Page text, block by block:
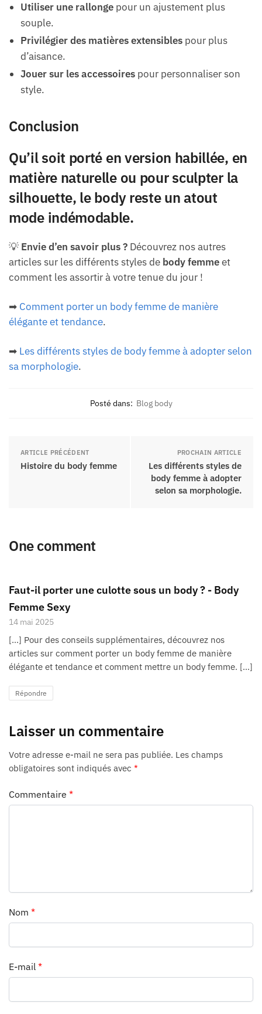
Utiliser une rallonge pour un ajustement plus
souple.
Privilégier des matières extensibles pour plus
d’aisance.
Jouer sur les accessoires pour personnaliser son
style.
Conclusion
Qu’il soit porté enversion habillée, en
matière naturelleou pour sculpter la
silhouette, le body reste un atout
mode indémodable.
💡 Envie d’en savoir plus ? Découvrez nos autres
articles sur les différents styles de body femmeet
comment les assortir à votre tenue du jour !
➡ Comment porter un body femme de manière
élégante et tendance.
➡ Les différents styles de body femme à adopter selon
sa morphologie.
Posté dans: Blog body
ARTICLE PRÉCÉDENT
Histoire du body femme
PROCHAIN ARTICLE
Les différents styles de
body femme à adopter
selon sa morphologie.
One comment
Faut-il porter une culotte sous un body ? - Body
Femme Sexy
14 mai 2025
[…] Pour des conseils supplémentaires, découvrez nos
articles sur comment porter un body femme de manière
élégante et tendance et comment mettre un body femme. […]
Répondre
Laisser un commentaire
Votre adresse e-mail ne sera pas publiée. Les champs
obligatoires sont indiqués avec *
Commentaire *
Nom *
E-mail *